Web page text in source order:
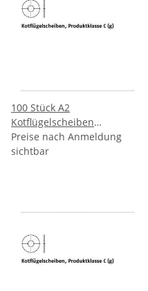
100 Stück A2
Kotflügelscheiben
Produktklasse C (g)
5,3x30x1,5 mm
Preise nach Anmeldung
sichtbar